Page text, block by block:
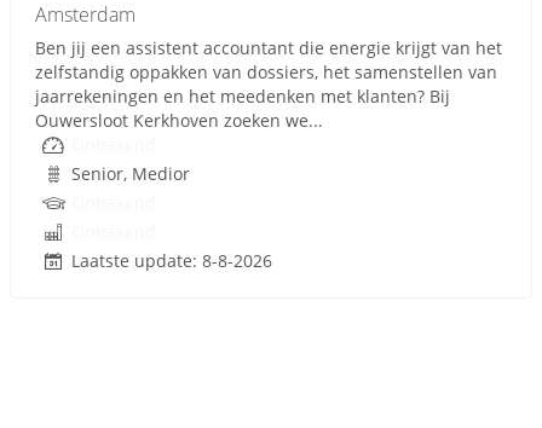
Amsterdam
Ben jij een assistent accountant die energie krijgt van het
zelfstandig oppakken van dossiers, het samenstellen van
jaarrekeningen en het meedenken met klanten? Bij
Ouwersloot Kerkhoven zoeken we...
Senior, Medior
Laatste update: 8-8-2026